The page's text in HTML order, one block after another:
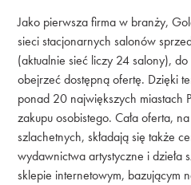
Jako pierwsza firma w branży,
sieci stacjonarnych salonów
(aktualnie sieć liczy 24 salony),
obejrzeć dostępną ofertę. Dzięki
ponad 20 największych miastach
zakupu osobistego. Cała oferta,
szlachetnych, składają się także
wydawnictwa artystyczne i dzieła
sklepie internetowym, bazującym